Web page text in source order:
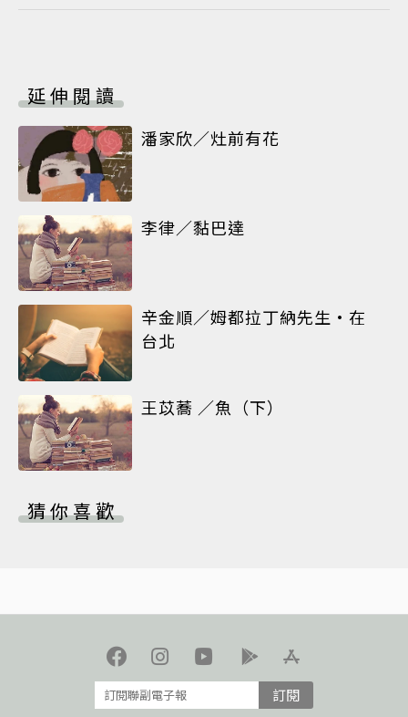
延伸閱讀
潘家欣／灶前有花
李律／黏巴達
辛金順／姆都拉丁納先生•在
台北
王苡蕎 ／魚（下）
猜你喜歡
訂閱